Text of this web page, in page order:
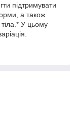
підтримувати
а також
У цьому